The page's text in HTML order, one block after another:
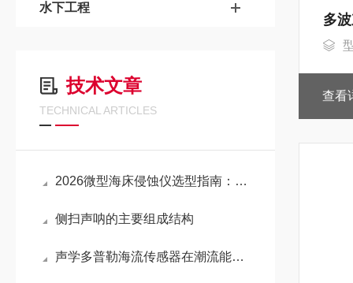
水下工程
技术文章
TECHNICAL ARTICLES
2026微型海床侵蚀仪选型指南：国产替代加速下的性价比代理渠道全解析！
侧扫声呐的主要组成结构
声学多普勒海流传感器在潮流能开发中的作用体现
多
查看